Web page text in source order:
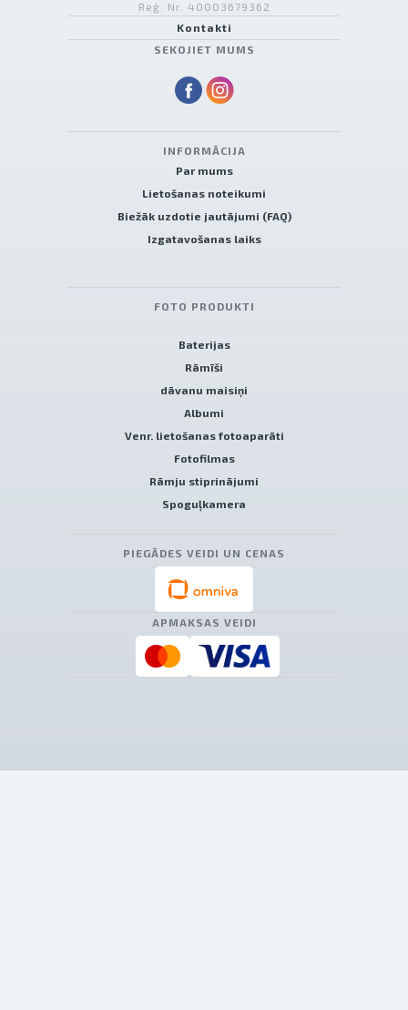
Reģ. Nr. 40003679362
Kontakti
SEKOJIET MUMS
INFORMĀCIJA
Par mums
Lietošanas noteikumi
Biežāk uzdotie jautājumi (FAQ)
Izgatavošanas laiks
FOTO PRODUKTI
Baterijas
Rāmīši
dāvanu maisiņi
Albumi
Venr. lietošanas fotoaparāti
Fotofilmas
Rāmju stiprinājumi
Spoguļkamera
PIEGĀDES VEIDI UN CENAS
APMAKSAS VEIDI